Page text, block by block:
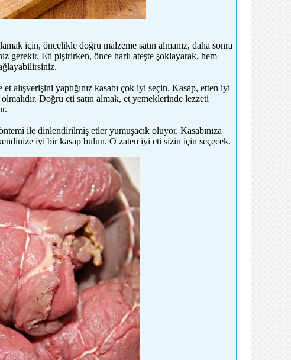
için, öncelikle doğru malzeme satın almanız, daha sonra
gerekir. Eti pişirirken, önce harlı ateşte şoklayarak, hem
alışverişini yaptığınız kasabı çok iyi seçin. Kasap, etten iyi
Doğru eti satın almak, et yemeklerinde lezzeti
ile dinlendirilmiş etler yumuşacık oluyor. Kasabınıza
iyi bir kasap bulun. O zaten iyi eti sizin için seçecek.